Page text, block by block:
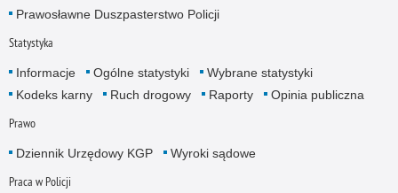
Prawosławne Duszpasterstwo Policji
Statystyka
Informacje Ogólne statystyki
Wybrane statystyki
Kodeks karny
Ruch drogowy Raporty Opinia publiczna
Prawo
Dziennik Urzędowy KGP Wyroki sądowe
Praca w Policji